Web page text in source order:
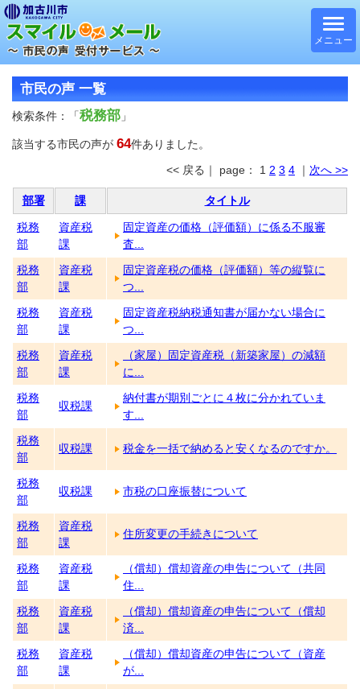
メニュー
市民の声 一覧
検索条件：「税務部 」
該当する市民の声が 64件ありました。
<< 戻る｜ page： 1 2 3 4 ｜ 次へ >>
部署 課 タイトル
税務
部
資産税
課
固定資産の価格（評価額）に係る不服審
査...
税務
部
資産税
課
固定資産税の価格（評価額）等の縦覧に
つ...
税務
部
資産税
課
固定資産税納税通知書が届かない場合に
つ...
税務
部
資産税
課
（家屋）固定資産税（新築家屋）の減額
に...
税務
部
収税課
納付書が期別ごとに４枚に分かれていま
す...
税務
部
収税課 税金を一括で納めると安くなるのですか。
税務
部
収税課 市税の口座振替について
税務
部
資産税
課
住所変更の手続きについて
税務
部
資産税
課
（償却）償却資産の申告について（共同
住...
税務
部
資産税
課
（償却）償却資産の申告について（償却
済...
税務
部
資産税
課
（償却）償却資産の申告について（資産
が...